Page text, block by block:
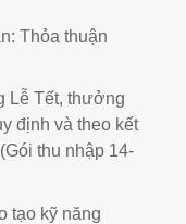
Thỏa thuận
Lễ Tết, thưởng
định và theo kết
thu nhập 14-
tạo kỹ năng